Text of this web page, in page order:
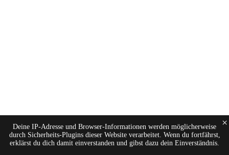
Deine IP-Adresse und Browser-Informationen werden möglicherweise
durch Sicherheits-Plugins dieser Website verarbeitet. Wenn du fortfährst,
erklärst du dich damit einverstanden und gibst dazu dein Einverständnis.
×